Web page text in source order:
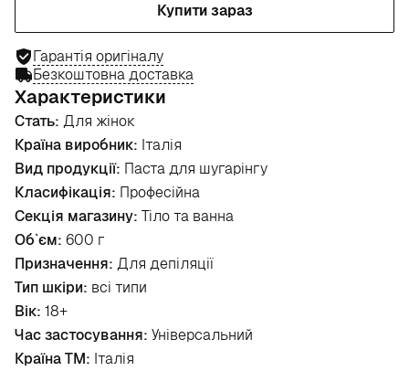
Купити зараз
Гарантія оригіналу
Безкоштовна доставка
Характеристики
Стать: Для жінок
Країна виробник: Італія
Вид продукції: Паста для шугарінгу
Класифікація: Професійна
Секція магазину: Тіло та ванна
Об`єм: 600 г
Призначення: Для депіляції
Тип шкіри: всі типи
Вік: 18+
Час застосування: Універсальний
Країна ТМ: Італія